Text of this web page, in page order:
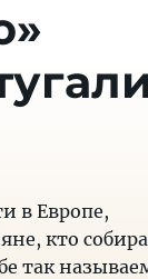
в Европе,
кто
так